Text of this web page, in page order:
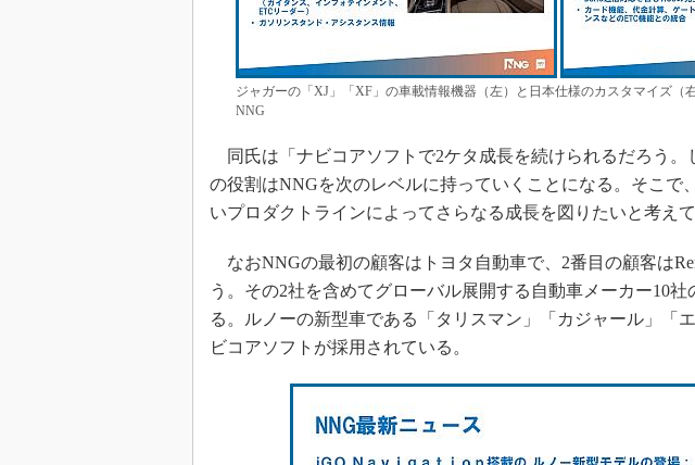
ジャガーの「XJ」「XF」の車載情報機器（左）と日本仕様のカスタマイズ（
NNG
同氏は「ナビコアソフトで2ケタ成長を続けられるだろう。
の役割はNNGを次のレベルに持っていくことになる。そこで
いプロダクトラインによってさらなる成長を図りたいと考え
なおNNGの最初の顧客はトヨタ自動車で、2番目の顧客は
う。その2社を含めてグローバル展開する自動車メーカー10
る。ルノーの新型車である「タリスマン」「カジャール」「
ビコアソフトが採用されている。